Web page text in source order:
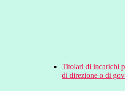
Titolari di incarichi
di direzione o di